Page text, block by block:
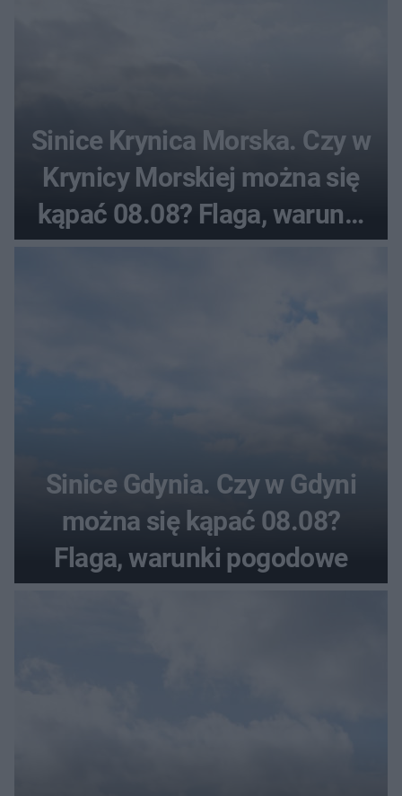
Sinice Krynica Morska. Czy w
Krynicy Morskiej można się
kąpać 08.08? Flaga, warunki
pogodowe
Sinice Gdynia. Czy w Gdyni
można się kąpać 08.08?
Flaga, warunki pogodowe